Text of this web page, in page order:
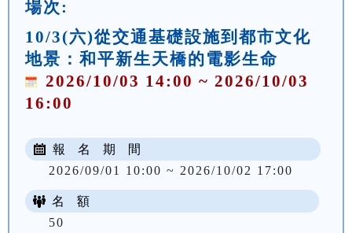
場次:
10/3(六)從交通基礎設施到都市文化
地景：和平新生天橋的電影生命
2026/10/03 14:00 ~ 2026/10/03
16:00
報 名 期 間
2026/09/01 10:00 ~ 2026/10/02 17:00
名 額
50